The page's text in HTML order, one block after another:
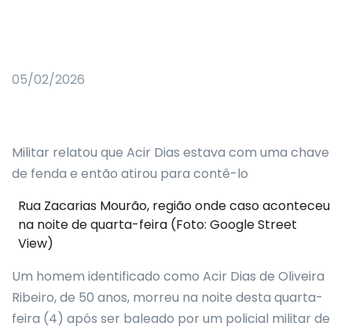
05/02/2026
Militar relatou que Acir Dias estava com uma chave
de fenda e então atirou para contê-lo
Rua Zacarias Mourão, região onde caso aconteceu
na noite de quarta-feira (Foto: Google Street
View)
Um homem identificado como Acir Dias de Oliveira
Ribeiro, de 50 anos, morreu na noite desta quarta-
feira (4) após ser baleado por um policial militar de